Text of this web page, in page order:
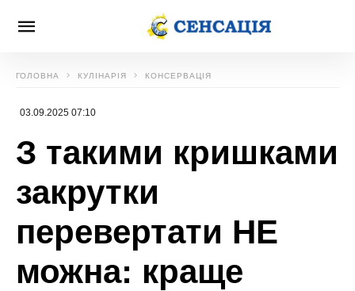
ГОЛОВНА КУЛІНАРІЯ КОНСЕРВАЦІЯ
03.09.2025 07:10
З такими кришками
закрутки
перевертати НЕ
можна: краще